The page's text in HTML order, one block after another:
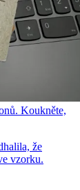
Koukněte,
že
vzorku.